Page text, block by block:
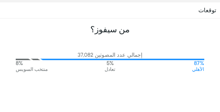
توقعات
من سيفوز؟
إجمالي عدد المصوتين 37,082
87%
الأهلي
5%
تعادل
8%
منتخب السويس